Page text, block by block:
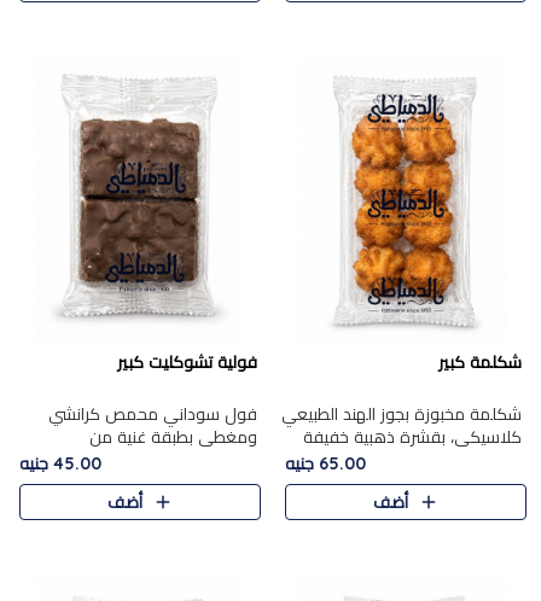
شكلمة كبير
شكلمة مخبوزة بجوز الهند الطبيعي
كلاسيكي، بقشرة ذهبية خفيفة
وقلب طري رطب يذوب في الفم،
تمنحك المذاق الشرقي الحلو الأصيل
التقليدي في كل لقمة.
65.00 جنيه
أضف
فولية تشوكليت كبير
فول سوداني محمص كرانشي
ومغطى بطبقة غنية من
الشوكولاتة، يجمع بين طعم
القرمشة الأصيلة الكلاسكيكية
التقليدية للفول السوداني وحلاوة
45.00 جنيه
أضف